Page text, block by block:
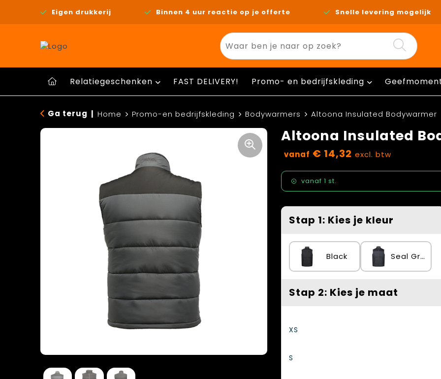
Eigen drukkerij Binnen 4 uur reactie op je offerte Snelle levering mogelijk
Relatiegeschenken FAST DELIVERY! Promo- en bedrijfskleding
Ga terug Home Promo-en bedrijfskleding Bodywarmers Altoona Insulated Bodywarmer
Altoona Insulated
vanaf € 14,32 excl. btw
vanaf 1 st.
Stap 1: Kies je kleur
Black Seal Grey/Black
Stap 2: Kies je maat
XS
S